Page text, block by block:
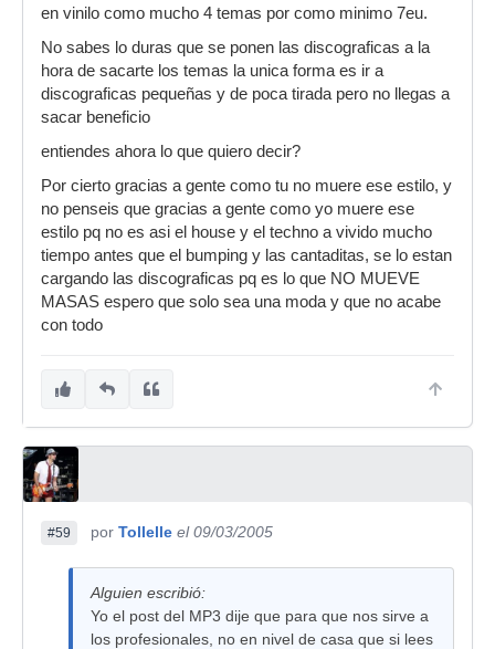
en vinilo como mucho 4 temas por como minimo 7eu.
No sabes lo duras que se ponen las discograficas a la
hora de sacarte los temas la unica forma es ir a
discograficas pequeñas y de poca tirada pero no llegas a
sacar beneficio
entiendes ahora lo que quiero decir?
Por cierto gracias a gente como tu no muere ese estilo, y
no penseis que gracias a gente como yo muere ese
estilo pq no es asi el house y el techno a vivido mucho
tiempo antes que el bumping y las cantaditas, se lo estan
cargando las discograficas pq es lo que NO MUEVE
MASAS espero que solo sea una moda y que no acabe
con todo
#59 por Tollelle el 09/03/2005
Alguien escribió:
Yo el post del MP3 dije que para que nos sirve a
los profesionales, no en nivel de casa que si lees